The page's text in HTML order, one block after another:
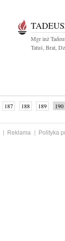
Mgr inż
Tatuś, Brat,
187 188 189 190
Reklama
Polityka